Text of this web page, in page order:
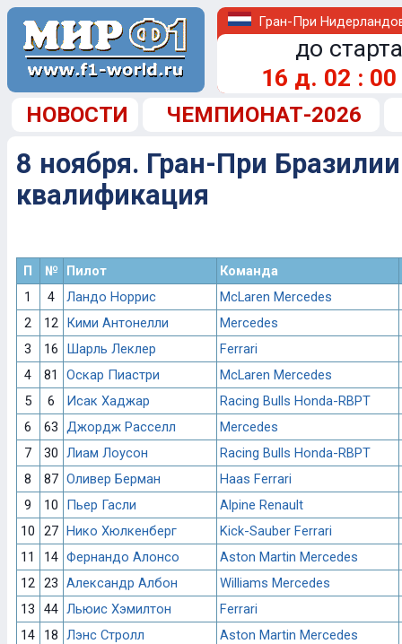
Гран-При
до
16 д. 02 : 00
НОВОСТИ ЧЕМПИОНАТ-2026
8 ноября. Гран-При
квалификация
П № Пилот
Команда
1
4 Ландо Норрис
McLaren Mercedes
2
12 Кими Антонелли
Mercedes
3
16 Шарль Леклер
Ferrari
4
81 Оскар Пиастри
McLaren Mercedes
5
6 Исак Хаджар
Racing Bulls Honda-RBPT
6
63 Джордж Расселл
Mercedes
7
30 Лиам Лоусон
Racing Bulls Honda-RBPT
8
87 Оливер Берман
Haas Ferrari
9
10 Пьер Гасли
Alpine Renault
10
27 Нико Хюлкенберг
Kick-Sauber Ferrari
11
14 Фернандо Алонсо
Aston Martin Mercedes
12 23 Александр Албон
Williams Mercedes
13
44 Льюис Хэмилтон
Ferrari
14
18 Лэнс Стролл
Aston Martin Mercedes